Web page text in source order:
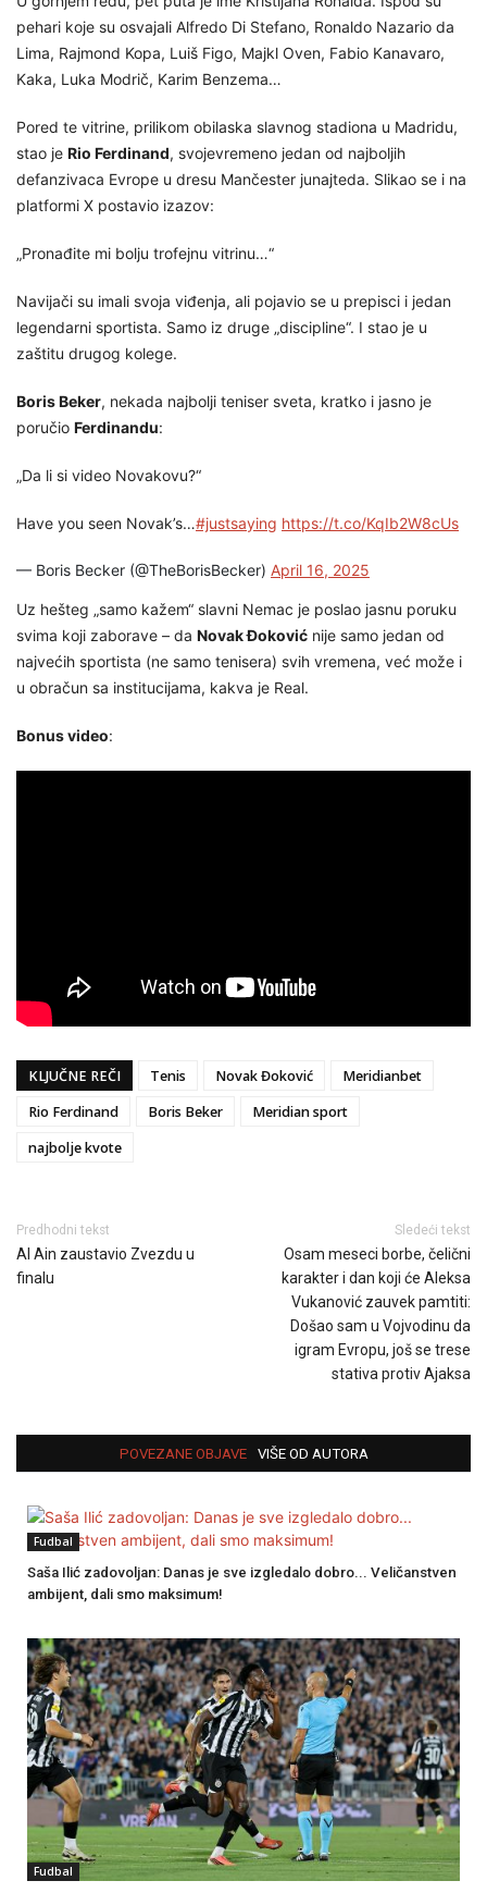
pehari koje su osvajali Alfredo Di Stefano, Ronaldo Nazario da
Lima, Rajmond Kopa, Luiš Figo, Majkl Oven, Fabio Kanavaro,
Kaka, Luka Modrič, Karim Benzema…
Pored te vitrine, prilikom obilaska slavnog stadiona u Madridu,
stao je Rio Ferdinand, svojevremeno jedan od najboljih
defanzivaca Evrope u dresu Mančester junajteda. Slikao se i na
platformi X postavio izazov:
„Pronađite mi bolju trofejnu vitrinu…“
Navijači su imali svoja viđenja, ali pojavio se u prepisci i jedan
legendarni sportista. Samo iz druge „discipline“. I stao je u
zaštitu drugog kolege.
Boris Beker, nekada najbolji teniser sveta, kratko i jasno je
poručio Ferdinandu:
„Da li si video Novakovu?“
Have you seen Novak’s…#justsaying https://t.co/KqIb2W8cUs
— Boris Becker (@TheBorisBecker) April 16, 2025
Uz hešteg „samo kažem“ slavni Nemac je poslao jasnu poruku
svima koji zaborave – da Novak Đoković nije samo jedan od
najvećih sportista (ne samo tenisera) svih vremena, već može i
u obračun sa institucijama, kakva je Real.
Bonus video:
KLJUČNE REČI Tenis Novak Đoković
Meridianbet
Rio Ferdinand
Boris Beker
Meridian sport
najbolje kvote
Predhodni tekst
Al Ain zaustavio Zvezdu u
finalu
Sledeći tekst
Osam meseci borbe, čelični
karakter i dan koji će Aleksa
Vukanović zauvek pamtiti:
Došao sam u Vojvodinu da
igram Evropu, još se trese
stativa protiv Ajaksa
POVEZANE OBJAVE VIŠE OD AUTORA
Fudbal
Saša Ilić zadovoljan: Danas je sve izgledalo dobro... Veličanstven
ambijent, dali smo maksimum!
Fudbal